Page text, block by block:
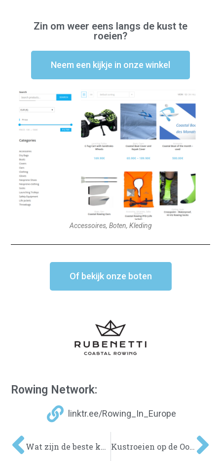
Zin om weer eens langs de kust te
roeien?
Neem een kijkje in onze winkel
Accessoires, Boten, Kleding
Of bekijk onze boten
Rowing Network:
linktr.ee/Rowing_In_Europe
Wat zijn de beste kustroeiboten voor beginners? Kustroeien op de Oostzee